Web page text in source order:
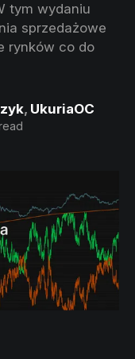
tym wydaniu
sprzedażowe
rynków co do
, UkuriaOC